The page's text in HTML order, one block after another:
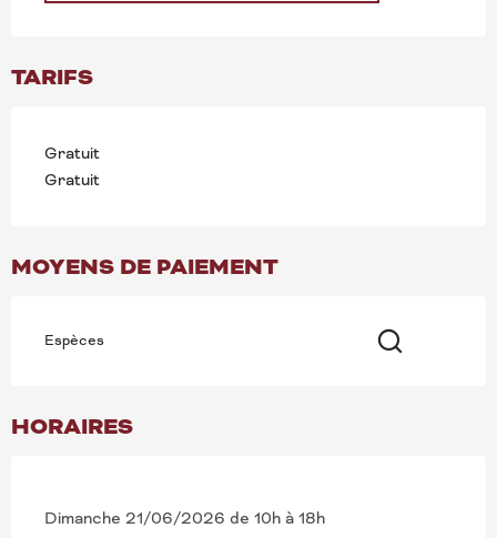
TARIFS
Gratuit
Gratuit
MOYENS DE PAIEMENT
Espèces
HORAIRES
Dimanche 21/06/2026 de 10h à 18h